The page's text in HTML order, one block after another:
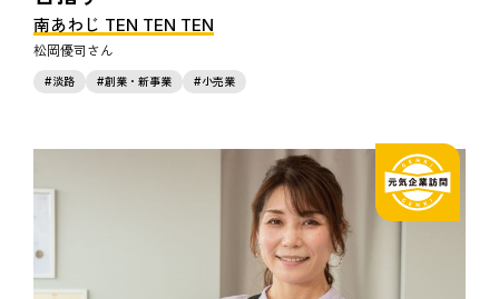
南あわじ TEN TEN TEN
松岡優司
淡路 創業・新事業 小売業